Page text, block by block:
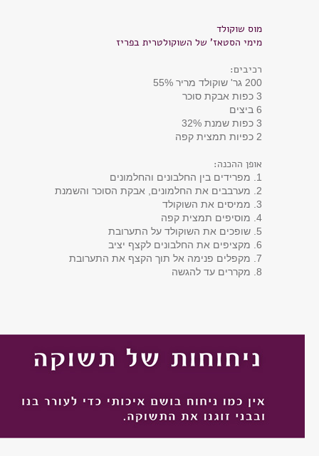
מוס שוקולד
מימי הסטאז' של השוקולטרית בפריז
רכיבים:
200 גר' שוקולד מריר 55%
3 כפות אבקת סוכר
6 ביצים
3 כפות שמנת 32%
2 כפיות תמצית קפה
אופן ההכנה:
1. מפרידים בין החלבונים והחלמונים
2. מערבבים את החלמונים, אבקת הסוכר והשמנת
3. ממיסים את השוקולד
4. מוסיפים תמצית קפה
5. שופכים את השוקולד על התערובת
6. מקציפים את החלבונים לקצף יציב
7. מקפלים פנימה אל תוך הקצף את התערובת
8. מקררים עד להגשה